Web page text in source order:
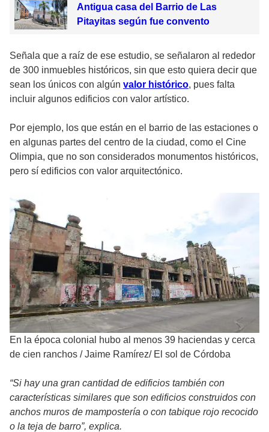
Antigua casa del Barrio de Las
Pitayitas según fue convento
Señala que a raíz de ese estudio, se señalaron al rededor
de 300 inmuebles históricos, sin que esto quiera decir que
sean los únicos con algún valor histórico, pues falta
incluir algunos edificios con valor artístico.
Por ejemplo, los que están en el barrio de las estaciones o
en algunas partes del centro de la ciudad, como el Cine
Olimpia, que no son considerados monumentos históricos,
pero sí edificios con valor arquitectónico.
En la época colonial hubo al menos 39 haciendas y cerca
de cien ranchos /Jaime Ramírez/ El sol de Córdoba
“Si hay una gran cantidad de edificios también con
características similares que son edificios construidos con
anchos muros de mampostería o con tabique rojo recocido
o la teja de barro”, explica.